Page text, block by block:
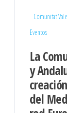
Comunitat
Eventos
La
y
del